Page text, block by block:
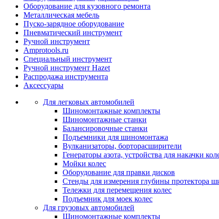
Оборудование для кузовного ремонта
Металлическая мебель
Пуско-зарядное оборудование
Пневматический инструмент
Ручной инструмент
Amprotools.ru
Специальный инструмент
Ручной инструмент Hazet
Распродажа инструмента
Аксессуары
Для легковых автомобилей
Шиномонтажные комплекты
Шиномонтажные станки
Балансировочные станки
Подъемники для шиномонтажа
Вулканизаторы, борторасширители
Генераторы азота, устройства для накачки
Мойки колес
Оборудование для правки дисков
Стенды для измерения глубины протектора
Тележки для перемещения колес
Подъемник для моек колеc
Для грузовых автомобилей
Шиномонтажные комплекты